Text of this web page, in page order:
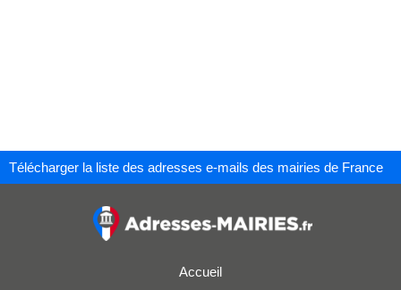
Télécharger la liste des adresses e-mails des mairies de France
Accueil